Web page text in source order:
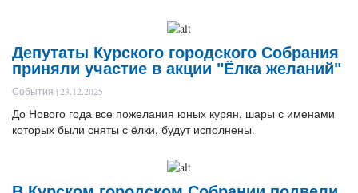
Депутаты Курского городского Собрания
приняли участие в акции "Ёлка желаний"
События | 23.12.2025
До Нового года все пожелания юных курян, шары с именами
которых были сняты с ёлки, будут исполнены.